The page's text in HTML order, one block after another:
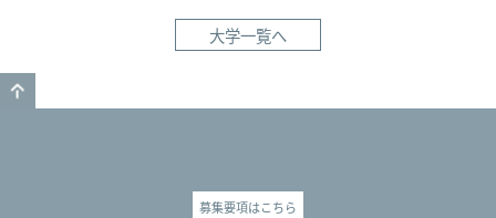
大学一覧へ
募集要項はこちら